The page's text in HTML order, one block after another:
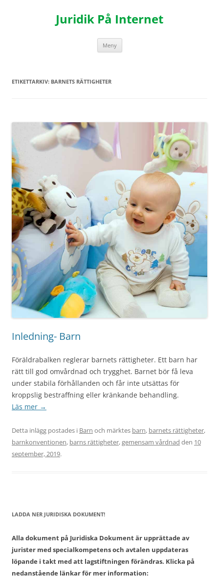
Juridik På Internet
Meny
ETIKETTARKIV: BARNETS RÄTTIGHETER
Inledning- Barn
Föräldrabalken reglerar barnets rättigheter. Ett barn har
rätt till god omvårdnad och trygghet. Barnet bör få leva
under stabila förhållanden och får inte utsättas för
kroppslig bestraffning eller kränkande behandling.
Läs mer →
Detta inlägg postades i Barn och märktes barn, barnets rättigheter,
barnkonventionen, barns rättigheter,gemensam vårdnad den 10
september, 2019.
LADDA NER JURIDISKA DOKUMENT!
Alla dokument på Juridiska Dokument är upprättade av
jurister med specialkompetens och avtalen uppdateras
löpande i takt med att lagstiftningen förändras. Klicka på
nedanstående länkar för mer information: